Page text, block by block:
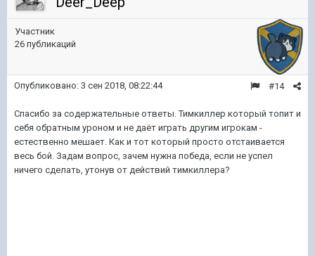
Участник
26 публикаций
#14
Опубликовано: 3 сен 2018, 08:22:44
Спасибо за содержательные ответы. Тимкиллер который топит и
себя обратным уроном и не даёт играть другим игрокам -
естественно мешает. Как и тот который просто отстаивается
весь бой. Задам вопрос, зачем нужна победа, если не успел
ничего сделать, утонув от действий тимкиллера?